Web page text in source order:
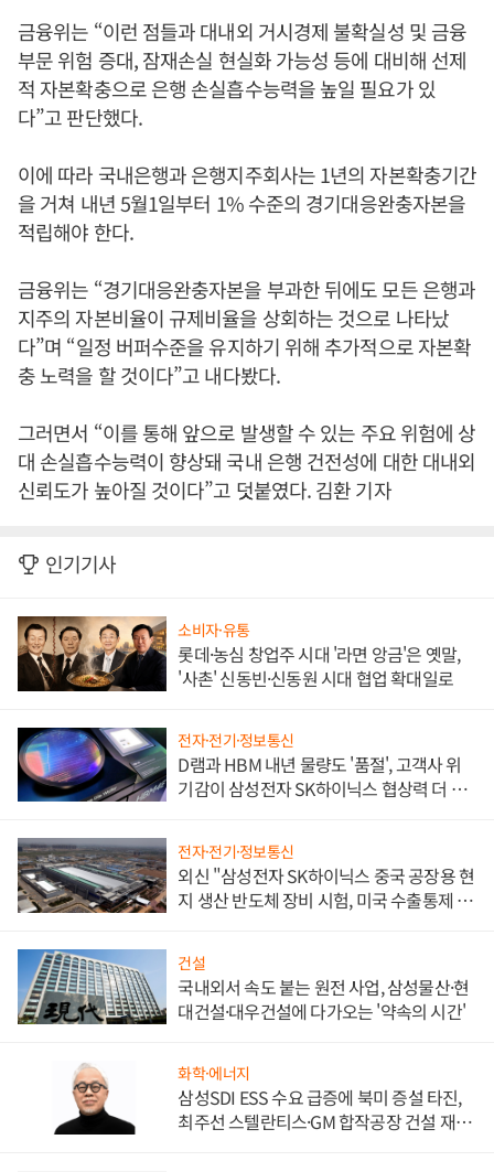
금융위는 “이런 점들과 대내외 거시경제 불확실성 및 금융
부문 위험 증대, 잠재손실 현실화 가능성 등에 대비해 선제
적 자본확충으로 은행 손실흡수능력을 높일 필요가 있
다”고 판단했다.
이에 따라 국내은행과 은행지주회사는 1년의 자본확충기간
을 거쳐 내년 5월1일부터 1% 수준의 경기대응완충자본을
적립해야 한다.
금융위는 “경기대응완충자본을 부과한 뒤에도 모든 은행과
지주의 자본비율이 규제비율을 상회하는 것으로 나타났
다”며 “일정 버퍼수준을 유지하기 위해 추가적으로 자본확
충 노력을 할 것이다”고 내다봤다.
그러면서 “이를 통해 앞으로 발생할 수 있는 주요 위험에 상
대 손실흡수능력이 향상돼 국내 은행 건전성에 대한 대내외
신뢰도가 높아질 것이다”고 덧붙였다. 김환 기자
인기기사
소비자·유통
롯데·농심 창업주 시대 '라면 앙금'은 옛말,
'사촌' 신동빈·신동원 시대 협업 확대일로
전자·전기·정보통신
D램과 HBM 내년 물량도 '품절', 고객사 위
기감이 삼성전자 SK하이닉스 협상력 더 키
전자·전기·정보통신
외신 "삼성전자 SK하이닉스 중국 공장용 현
지 생산 반도체 장비 시험, 미국 수출통제 대
건설
국내외서 속도 붙는 원전 사업, 삼성물산·현
대건설·대우건설에 다가오는 '약속의 시간'
화학·에너지
삼성SDI ESS 수요 급증에 북미 증설 타진,
최주선 스텔란티스·GM 합작공장 건설 재추